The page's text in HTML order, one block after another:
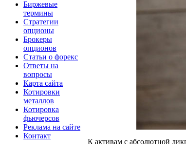
Биржевые
термины
Стратегии
опционы
Брокеры
опционов
Статьи о форекс
Ответы на
вопросы
Карта сайта
Котировки
металлов
Котировка
фьючерсов
Реклама на сайте
Контакт
К активам с абсолютной